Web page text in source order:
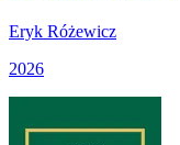
Eryk Różewicz
2026